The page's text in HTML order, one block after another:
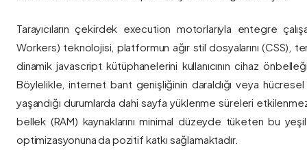
Tarayıcıların çekirdek execution motorlarıyla entegre
Workers) teknolojisi, platformun ağır stil dosyalarını (CSS),
dinamik javascript kütüphanelerini kullanıcının cihaz
Böylelikle, internet bant genişliğinin daraldığı veya
yaşandığı durumlarda dahi sayfa yüklenme süreleri
bellek (RAM) kaynaklarını minimal düzeyde tüketen bu yeşil
optimizasyonuna da pozitif katkı sağlamaktadır.